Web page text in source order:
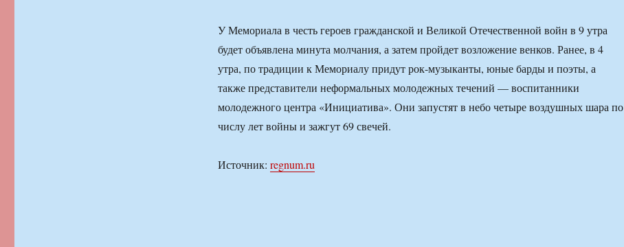
У Мемориала в честь героев гражданской и Великой Отечественной войн в 9 утра
будет объявлена минута молчания, а затем пройдет возложение венков. Ранее, в 4
утра, по традиции к Мемориалу придут рок-музыканты, юные барды и поэты, а
также представители неформальных молодежных течений — воспитанники
молодежного центра «Инициатива». Они запустят в небо четыре воздушных шара по
числу лет войны и зажгут 69 свечей.
Источник: regnum.ru